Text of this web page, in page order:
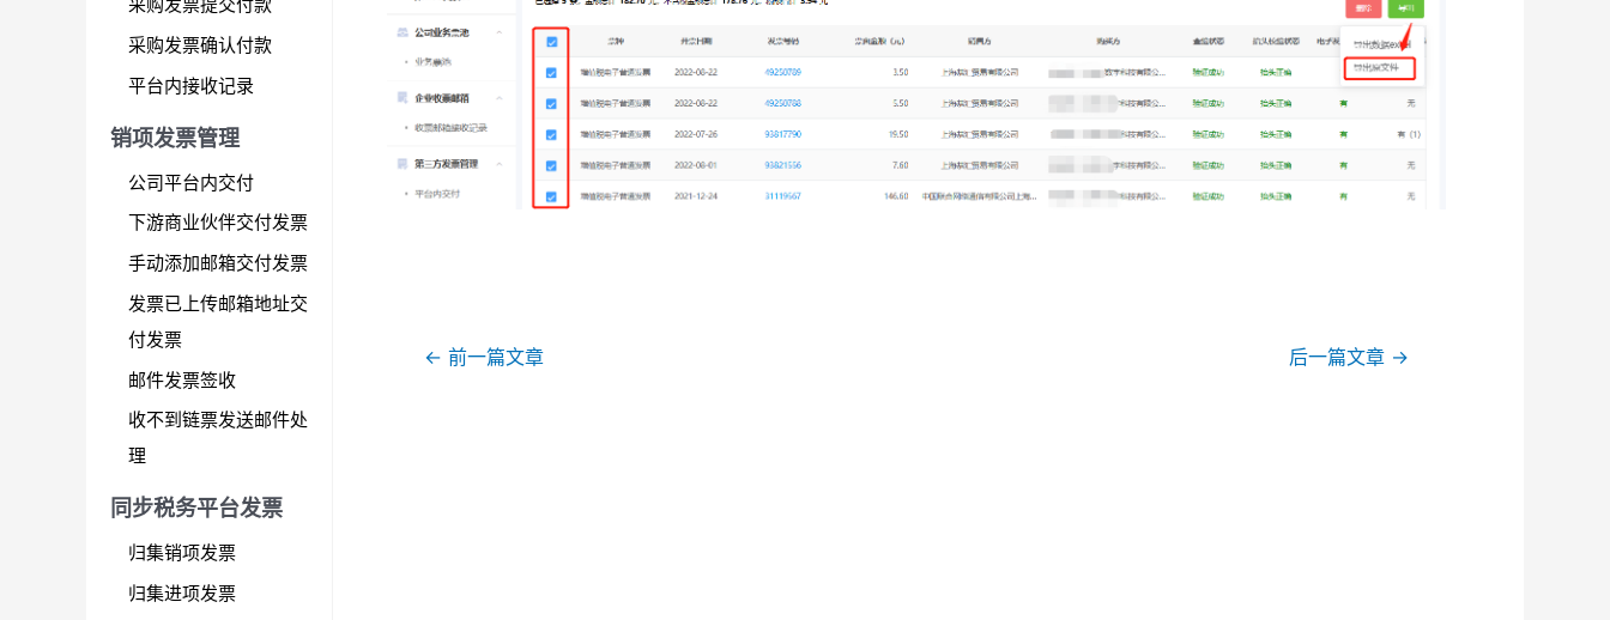
采购发票确认付款
平台内接收记录
销项发票管理
公司平台内交付
下游商业伙伴交付发票
手动添加邮箱交付发票
发票已上传邮箱地址交
付发票
邮件发票签收
收不到链票发送邮件处
理
同步税务平台发票
归集销项发票
归集进项发票
← 前一篇文章 后一篇文章 →